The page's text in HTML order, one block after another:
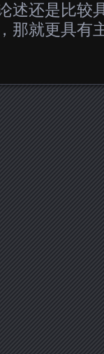
述还是比较
就更具有